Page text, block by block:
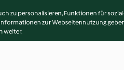
zu personalisieren, Funktionen für
zur Webseitennutzung
weiter.